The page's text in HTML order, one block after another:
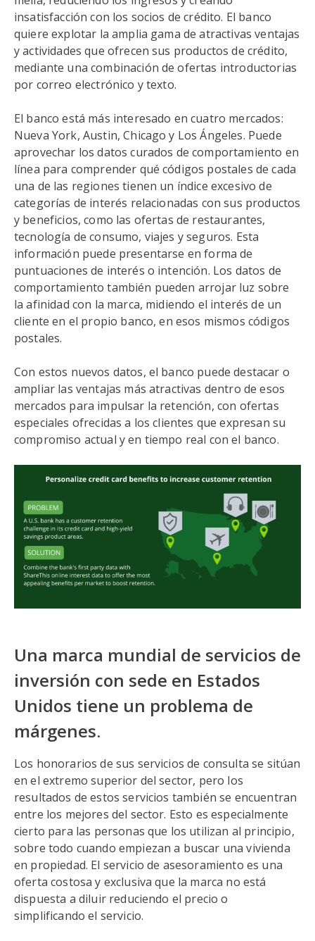
insatisfacción con los socios de crédito. El banco
quiere explotar la amplia gama de atractivas ventajas
y actividades que ofrecen sus productos de crédito,
mediante una combinación de ofertas introductorias
por correo electrónico y texto.
El banco está más interesado en cuatro mercados:
Nueva York, Austin, Chicago y Los Ángeles. Puede
aprovechar los datos curados de comportamiento en
línea para comprender qué códigos postales de cada
una de las regiones tienen un índice excesivo de
categorías de interés relacionadas con sus productos
y beneficios, como las ofertas de restaurantes,
tecnología de consumo, viajes y seguros. Esta
información puede presentarse en forma de
puntuaciones de interés o intención. Los datos de
comportamiento también pueden arrojar luz sobre
la afinidad con la marca, midiendo el interés de un
cliente en el propio banco, en esos mismos códigos
postales.
Con estos nuevos datos, el banco puede destacar o
ampliar las ventajas más atractivas dentro de esos
mercados para impulsar la retención, con ofertas
especiales ofrecidas a los clientes que expresan su
compromiso actual y en tiempo real con el banco.
Una marca mundial de servicios de
inversión con sede en Estados
Unidos tiene un problema de
márgenes.
Los honorarios de sus servicios de consulta se sitúan
en el extremo superior del sector, pero los
resultados de estos servicios también se encuentran
entre los mejores del sector. Esto es especialmente
cierto para las personas que los utilizan al principio,
sobre todo cuando empiezan a buscar una vivienda
en propiedad. El servicio de asesoramiento es una
oferta costosa y exclusiva que la marca no está
dispuesta a diluir reduciendo el precio o
simplificando el servicio.